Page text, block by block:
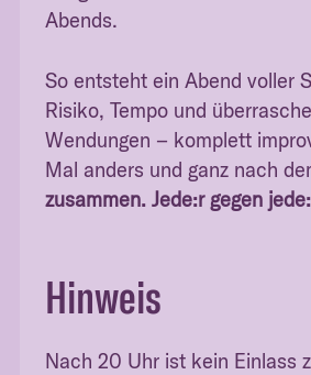
Abends.
So entsteht ein Abend voller
Risiko, Tempo und
Wendungen – komplett
Mal anders und ganz nach
zusammen. Jede:r gegen
Hinweis
Nach 20 Uhr ist kein Einlass